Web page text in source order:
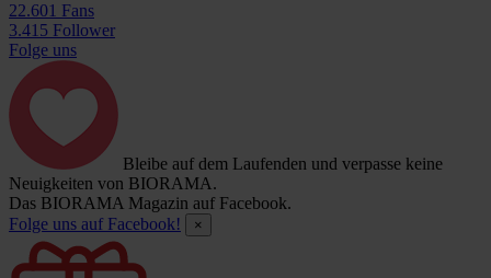
22.601 Fans
3.415 Follower
Folge uns
Bleibe auf dem Laufenden und verpasse keine
Neuigkeiten von BIORAMA.
Das BIORAMA Magazin auf Facebook.
Folge uns auf Facebook!
×